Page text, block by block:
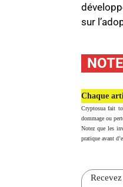
sur
NOTE
Chaque
Cryptosua fait
dommage ou
Notez que les
pratique avant